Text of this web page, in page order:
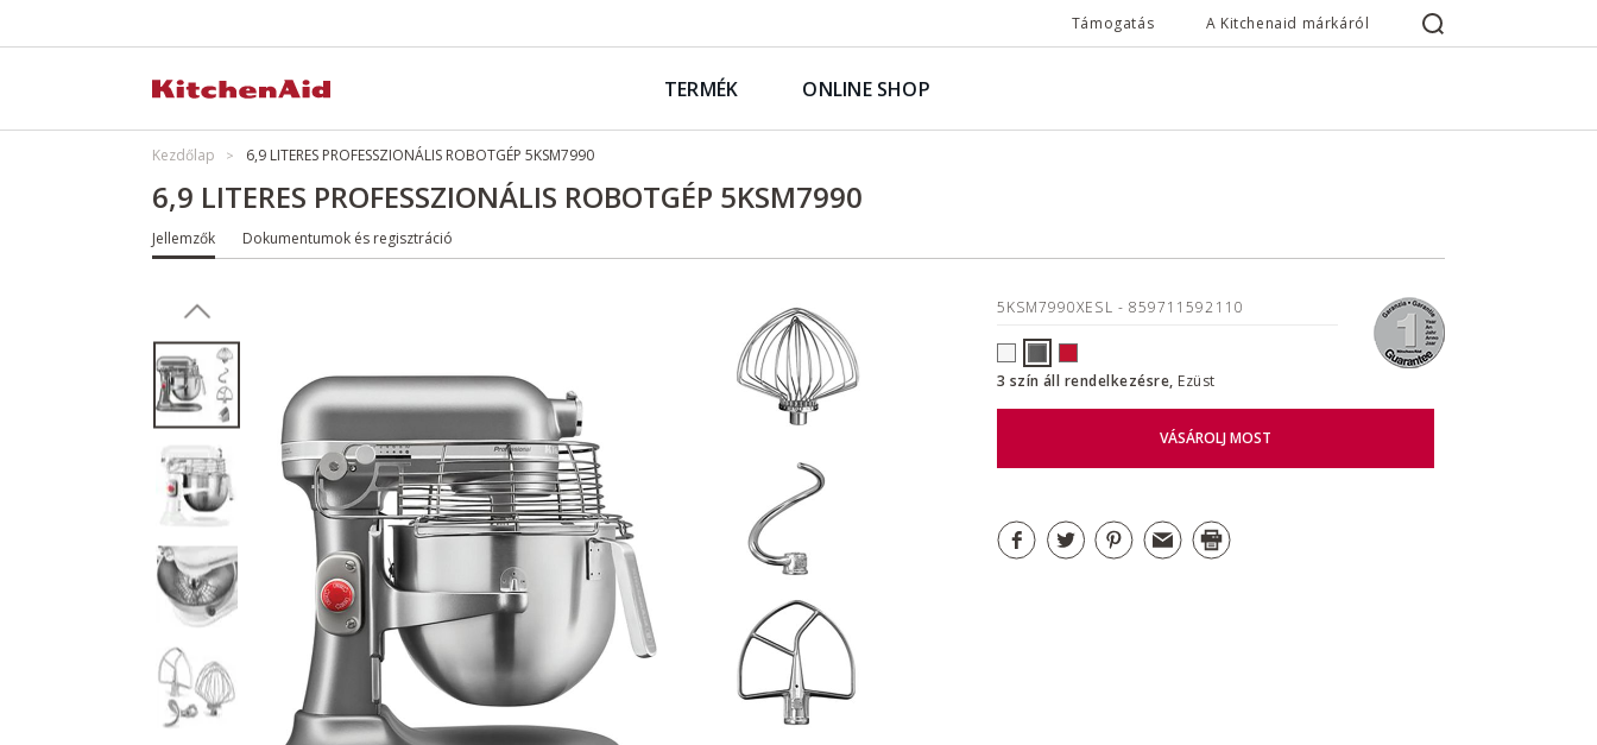
Támogatás A Kitchenaid márkáról
TERMÉK ONLINE SHOP
Kezdőlap 6,9 LITERES PROFESSZIONÁLIS ROBOTGÉP 5KSM7990
6,9 LITERES PROFESSZIONÁLIS ROBOTGÉP 5KSM7990
Jellemzők Dokumentumok és regisztráció
5KSM7990XESL - 859711592110
3 szín áll rendelkezésre, Ezüst
VÁSÁROLJ MOST